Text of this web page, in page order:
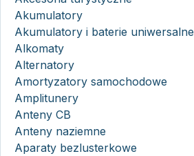
Akumulatory
Akumulatory i baterie uniwersalne
Alkomaty
Alternatory
Amortyzatory samochodowe
Amplitunery
Anteny CB
Anteny naziemne
Aparaty bezlusterkowe